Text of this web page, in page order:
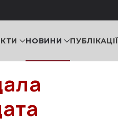
НОВИНИ ПУБЛІКАЦІЇ